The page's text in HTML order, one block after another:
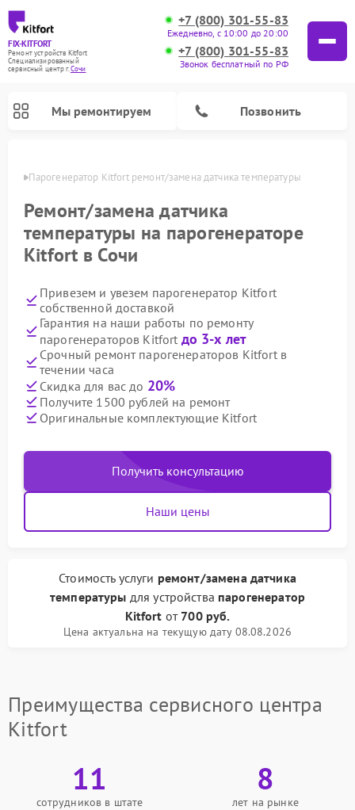
FIX-KITFORT
Ремонт устройств Kitfort
Специализированный
cервисный центр г.Сочи
+7 (800) 301-55-83
Ежедневно, с 10:00 до 20:00
+7 (800) 301-55-83
Звонок бесплатный по РФ
Мы ремонтируем Позвонить
Парогенератор Kitfort ремонт/замена датчика температуры
Ремонт/замена датчика
температуры на парогенераторе
Kitfort в Сочи
Привезем и увезем парогенератор Kitfort
собственной доставкой
Гарантия на наши работы по ремонту
парогенераторов Kitfort до 3-х лет
Срочный ремонт парогенераторов Kitfort в
течении часа
Скидка для вас до 20%
Получите 1500 рублей на ремонт
Оригинальные комплектующие Kitfort
Получить консультацию
Наши цены
Стоимость услуги ремонт/замена датчика
температуры для устройства парогенератор
Kitfort от 700 руб.
Цена актуальна на текущую дату 08.08.2026
Преимущества сервисного центра
Kitfort
11
сотрудников в штате
8
лет на рынке